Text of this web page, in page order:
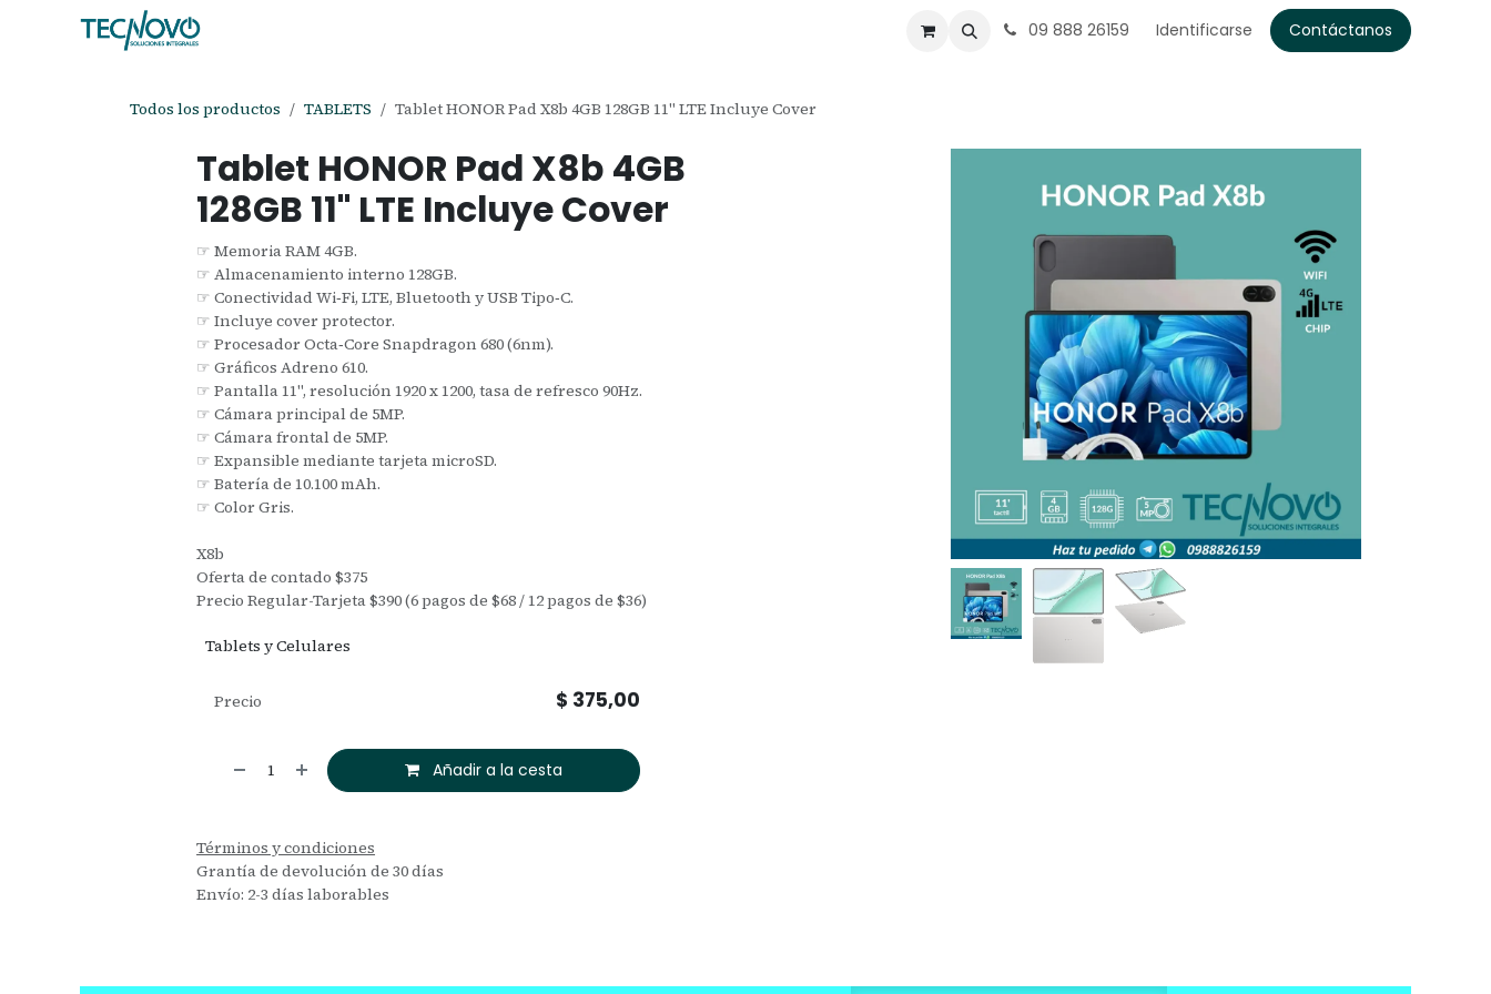
09 888 26159 Identificarse Contáctanos
Todos los productos TABLETS Tablet HONOR Pad X8b 4GB 128GB 11" LTE Incluye Cover
Tablet HONOR Pad X8b 4GB
128GB 11" LTE Incluye Cover
☞ Memoria RAM 4GB.
☞ Almacenamiento interno 128GB.
☞ Conectividad Wi‑Fi, LTE, Bluetooth y USB Tipo‑C.
☞ Incluye cover protector.
☞ Procesador Octa‑Core Snapdragon 680 (6nm).
☞ Gráficos Adreno 610.
☞ Pantalla 11", resolución 1920 x 1200, tasa de refresco 90Hz.
☞ Cámara principal de 5MP.
☞ Cámara frontal de 5MP.
☞ Expansible mediante tarjeta microSD.
☞ Batería de 10.100 mAh.
☞ Color Gris.
X8b
Oferta de contado $375
Precio Regular-Tarjeta $390 (6 pagos de $68 / 12 pagos de $36)
Tablets y Celulares
Añadir a la cesta
Precio $ 375,00
Términos y condiciones
Grantía de devolución de 30 días
Envío: 2-3 días laborables